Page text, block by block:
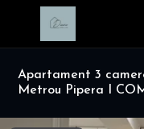
Apartament 3
Metrou Pipera I